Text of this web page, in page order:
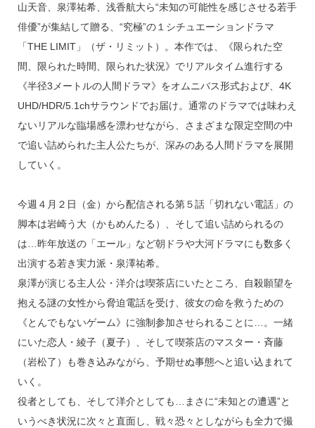
山天音、泉澤祐希、浅香航大ら“未知の可能性を感じさせる若手
俳優”が集結して贈る、“究極”の１シチュエーションドラマ
「THE LIMIT」（ザ・リミット）。本作では、《限られた空
間、限られた時間、限られた状況》でリアルタイム進行する
《半径3メートルの人間ドラマ》をオムニバス形式および、4K
UHD/HDR/5.1chサラウンドでお届け。通常のドラマでは味わえ
ないリアルな臨場感を漂わせながら、さまざまな限定空間の中
で追い詰められた主人公たちが、深みのある人間ドラマを展開
していく。
今週４月２日（金）から配信される第５話「切れない電話」の
脚本は岩崎う大（かもめんたる）、そして追い詰められるの
は…昨年放送の「エール」など朝ドラや大河ドラマにも数多く
出演する若き実力派・泉澤祐希。
泉澤が演じる主人公・洋介は喫茶店にいたところ、自殺願望を
抱える謎の女性から脅迫電話を受け、彼女の命を救うための
《とんでもないゲーム》に強制参加させられることに…。一緒
にいた恋人・綾子（夏子）、そして喫茶店のマスター・斉藤
（岩松了）も巻き込みながら、予期せぬ事態へと追い込まれて
いく。
役者としても、そして洋介としても…まさに“未知との遭遇”と
いうべき状況に次々と直面し、戦々恐々としながらも全力で撮